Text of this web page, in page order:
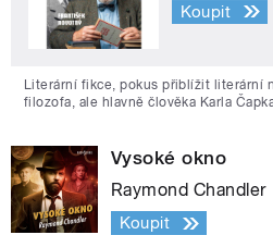
Koupit
Literární fikce, pokus přiblížit literární
filozofa, ale hlavně člověka Karla
Vysoké okno
Raymond Chandler
Koupit